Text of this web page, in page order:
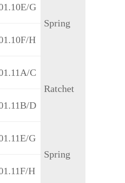
G
Spring
H
C
Ratchet
D
G
Spring
H